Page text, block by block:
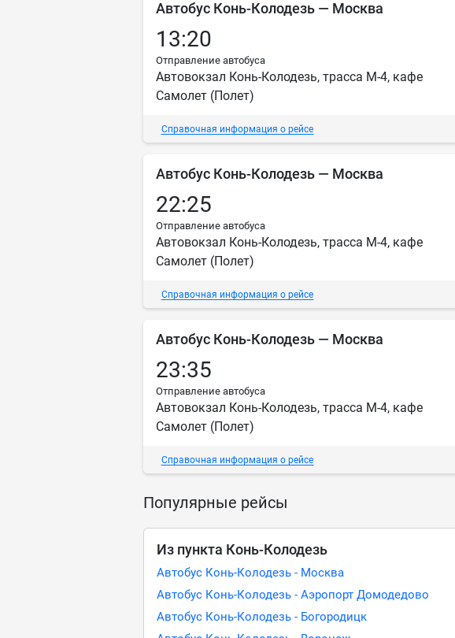
Автобус Конь-Колодезь — Москва
13:20
Отправление автобуса
Автовокзал Конь-Колодезь, трасса М-4, кафе
Самолет (Полет)
Справочная информация о рейсе
Автобус Конь-Колодезь — Москва
22:25
Отправление автобуса
Автовокзал Конь-Колодезь, трасса М-4, кафе
Самолет (Полет)
Справочная информация о рейсе
Автобус Конь-Колодезь — Москва
23:35
Отправление автобуса
Автовокзал Конь-Колодезь, трасса М-4, кафе
Самолет (Полет)
Справочная информация о рейсе
Популярные рейсы
Из пункта Конь-Колодезь
Автобус Конь-Колодезь - Москва
Автобус Конь-Колодезь - Аэропорт Домодедово
Автобус Конь-Колодезь - Богородицк